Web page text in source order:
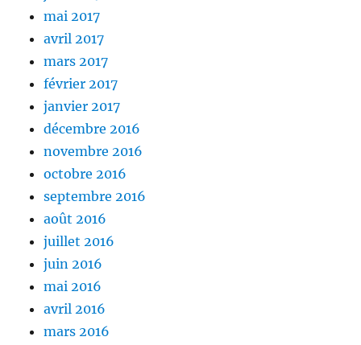
mai 2017
avril 2017
mars 2017
février 2017
janvier 2017
décembre 2016
novembre 2016
octobre 2016
septembre 2016
août 2016
juillet 2016
juin 2016
mai 2016
avril 2016
mars 2016